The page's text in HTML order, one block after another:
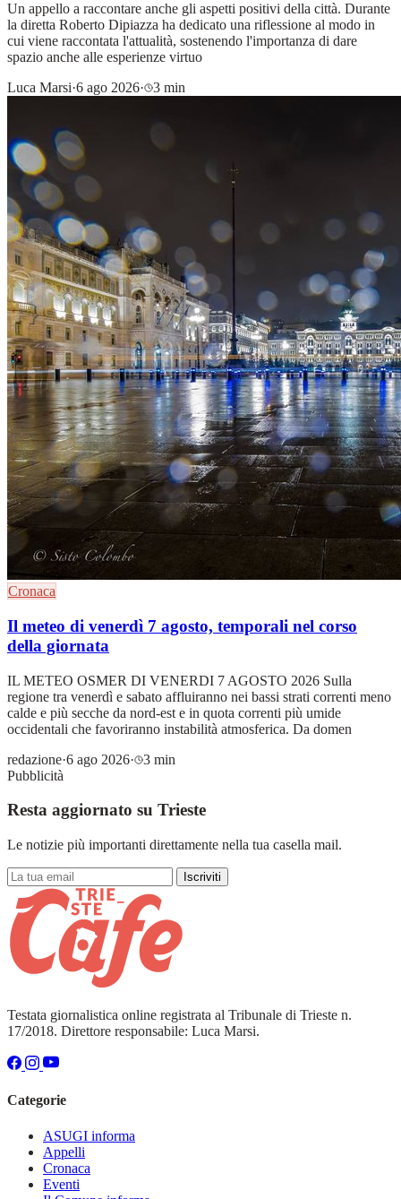
Un appello a raccontare anche gli aspetti positivi della città. Durante
la diretta Roberto Dipiazza ha dedicato una riflessione al modo in
cui viene raccontata l'attualità, sostenendo l'importanza di dare
spazio anche alle esperienze virtuo
Luca Marsi·6 ago 2026· 3 min
Cronaca
Il meteo di venerdì 7 agosto, temporali nel corso
della giornata
IL METEO OSMER DI VENERDI 7 AGOSTO 2026 Sulla
regione tra venerdì e sabato affluiranno nei bassi strati correnti meno
calde e più secche da nord-est e in quota correnti più umide
occidentali che favoriranno instabilità atmosferica. Da domen
redazione·6 ago 2026·
3 min
Pubblicità
Resta aggiornato su Trieste
Le notizie più importanti direttamente nella tua casella mail.
Iscriviti
Testata giornalistica online registrata al Tribunale di Trieste n.
17/2018. Direttore responsabile: Luca Marsi.
Categorie
ASUGI informa
Appelli
Cronaca
Eventi